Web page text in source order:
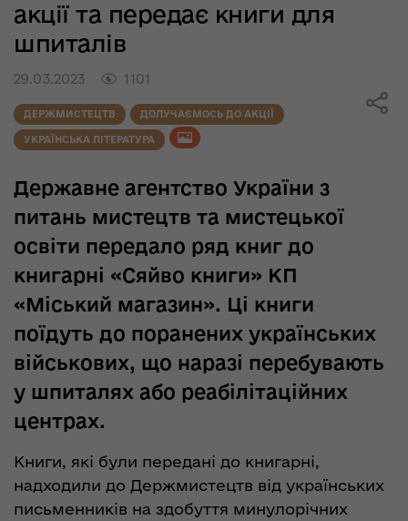
акції та передає книги для
шпиталів
29.03.2023 1101
ДЕРЖМИСТЕЦТВ ДОЛУЧАЄМОСЬ ДО АКЦІЇ
УКРАЇНСЬКА ЛІТЕРАТУРА
Державне агентство України з
питань мистецтв та мистецької
освіти передало ряд книг до
книгарні «Сяйво книги» КП
«Міський магазин». Ці книги
поїдуть до поранених українських
військових, що наразі перебувають
у шпиталях або реабілітаційних
центрах.
Книги, які були передані до книгарні,
надходили до Держмистецтв від українських
письменників на здобуття минулорічних